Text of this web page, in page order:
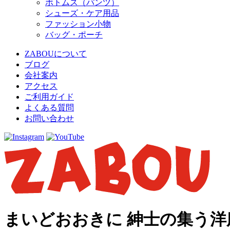
ボトムス（パンツ）
シューズ・ケア用品
ファッション小物
バッグ・ポーチ
ZABOUについて
ブログ
会社案内
アクセス
ご利用ガイド
よくある質問
お問い合わせ
まいどおおきに 紳士の集う